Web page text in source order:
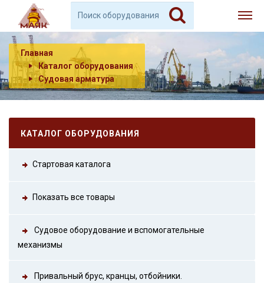
Главная
Каталог оборудования
Судовая арматура
КАТАЛОГ ОБОРУДОВАНИЯ
Стартовая каталога
Показать все товары
Судовое оборудование и вспомогательные
механизмы
Привальный брус, кранцы, отбойники.